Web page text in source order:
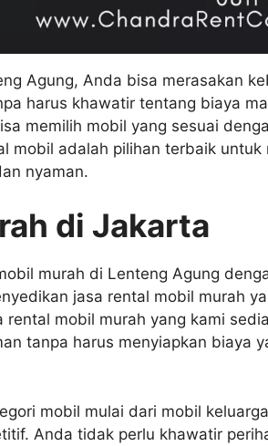
Agung, Anda bisa merasakan
harus khawatir tentang biaya
memilih mobil yang sesuai
mobil adalah pilihan terbaik
nyaman.
di Jakarta
murah di Lenteng Agung
jasa rental mobil murah
rental mobil murah yang kami
tanpa harus menyiapkan biaya
mobil mulai dari mobil
Anda tidak perlu khawatir